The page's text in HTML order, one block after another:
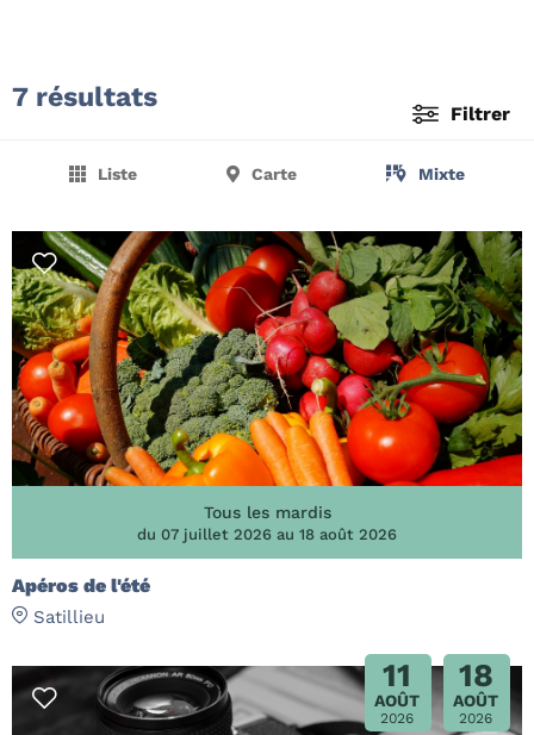
7 résultats
Filtrer
Liste Carte Mixte
Tous les mardis
du 07 juillet 2026 au 18 août 2026
Apéros de l'été
Satillieu
11
AOÛT
2026
18
AOÛT
2026